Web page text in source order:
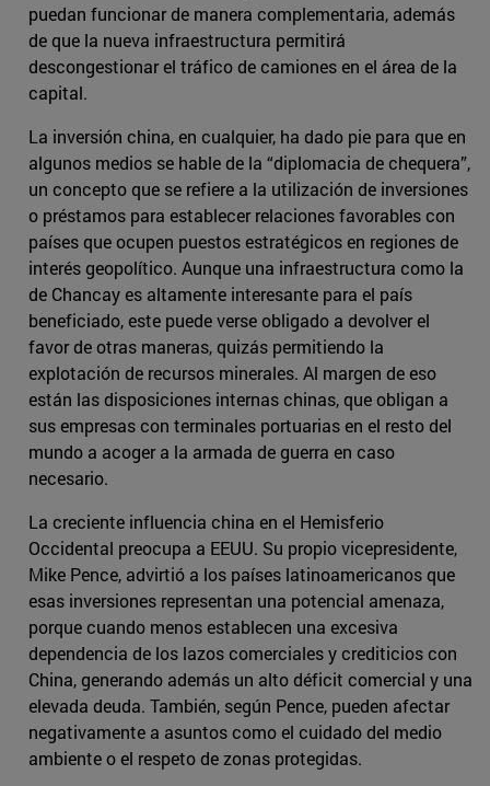
puedan funcionar de manera complementaria, además
de que la nueva infraestructura permitirá
descongestionar el tráfico de camiones en el área de la
capital.
La inversión china, en cualquier, ha dado pie para que en
algunos medios se hable de la “diplomacia de chequera”,
un concepto que se refiere a la utilización de inversiones
o préstamos para establecer relaciones favorables con
países que ocupen puestos estratégicos en regiones de
interés geopolítico. Aunque una infraestructura como la
de Chancay es altamente interesante para el país
beneficiado, este puede verse obligado a devolver el
favor de otras maneras, quizás permitiendo la
explotación de recursos minerales. Al margen de eso
están las disposiciones internas chinas, que obligan a
sus empresas con terminales portuarias en el resto del
mundo a acoger a la armada de guerra en caso
necesario.
La creciente influencia china en el Hemisferio
Occidental preocupa a EEUU. Su propio vicepresidente,
Mike Pence, advirtió a los países latinoamericanos que
esas inversiones representan una potencial amenaza,
porque cuando menos establecen una excesiva
dependencia de los lazos comerciales y crediticios con
China, generando además un alto déficit comercial y una
elevada deuda. También, según Pence, pueden afectar
negativamente a asuntos como el cuidado del medio
ambiente o el respeto de zonas protegidas.